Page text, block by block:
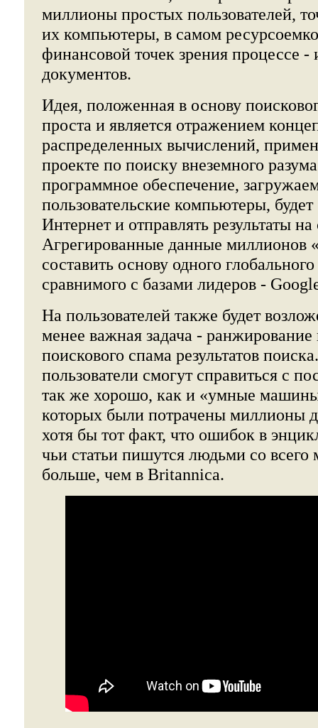
миллионы простых пользователей,
их компьютеры, в самом
финансовой точек зрения процессе -
документов.
Идея, положенная в основу
проста и является отражением
распределенных вычислений,
проекте по поиску внеземного
программное обеспечение,
пользовательские компьютеры,
Интернет и отправлять результаты
Агрегированные данные миллионов
составить основу одного
сравнимого с базами лидеров -
На пользователей также будет
менее важная задача - ранжирование
поискового спама результатов
пользователи смогут справиться с
так же хорошо, как и «умные
которых были потрачены миллионы
хотя бы тот факт, что ошибок в
чьи статьи пишутся людьми со всего
больше, чем в Britannica.